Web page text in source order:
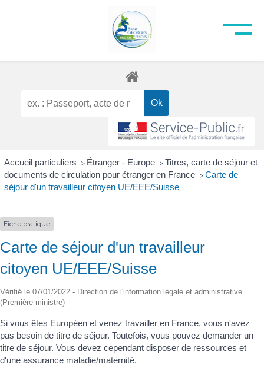
Accueil particuliers > Étranger - Europe > Titres, carte de séjour et
documents de circulation pour étranger en France > Carte de
séjour d'un travailleur citoyen UE/EEE/Suisse
Fiche pratique
Carte de séjour d'un travailleur
citoyen UE/EEE/Suisse
Vérifié le 07/01/2022 - Direction de l'information légale et administrative
(Première ministre)
Si vous êtes Européen et venez travailler en France, vous n'avez
pas besoin de titre de séjour. Toutefois, vous pouvez demander un
titre de séjour. Vous devez cependant disposer de ressources et
d'une assurance maladie/maternité.